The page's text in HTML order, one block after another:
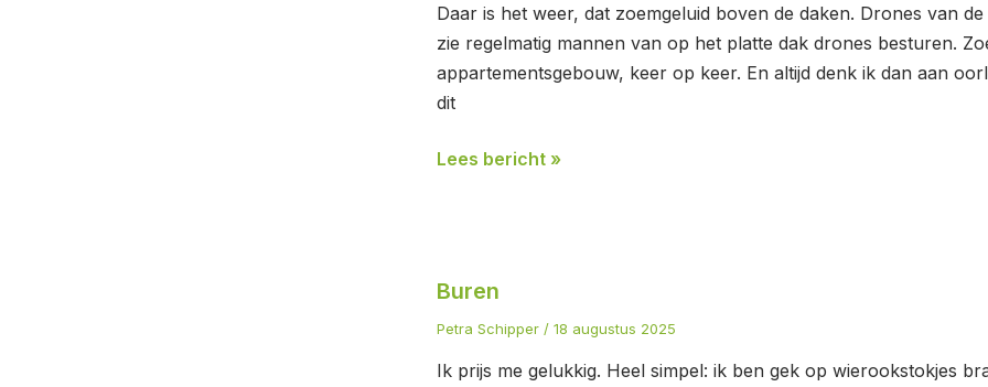
Daar is het weer, dat zoemgeluid boven de daken. Drones van
zie regelmatig mannen van op het platte dak drones besturen.
appartementsgebouw, keer op keer. En altijd denk ik dan aan
dit
Lees bericht »
Buren
Petra Schipper / 18 augustus 2025
Ik prijs me gelukkig. Heel simpel: ik ben gek op wierookstokjes